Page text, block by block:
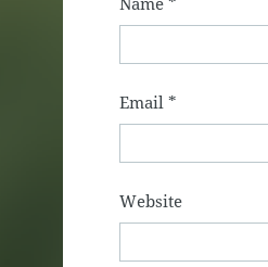
Name *
Email *
Website